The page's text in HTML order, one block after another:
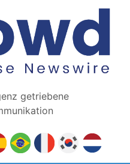
getriebene